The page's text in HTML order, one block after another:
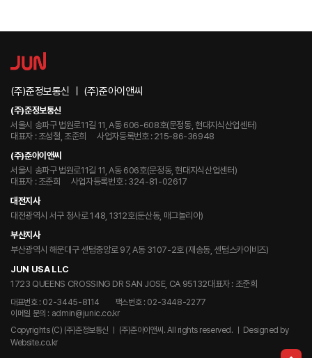
(주)준정보통신 ㅣ (주)준아이앤씨
(주)준정보통신
서울시 송파구 법원로11길 11, A동 606-608호(문정동, 현대지식산업센터)
대표자 : 조성철, 조준희
사업자등록번호 : 215-86-36948
(주)준아이앤씨
서울시 송파구 법원로11길 11, A동 606호(문정동, 현대지식산업센터)
대표자 : 조준희
사업자등록번호 : 324-81-02617
대전지사
대전광역시 서구 청사로 148, 1312호(둔산동, 매그놀리아)
부산지사
부산광역시 해운대구 센텀중앙로 97, A동 3107-2호 (재송동, 센텀스카이비즈)
JUN USA LLC
1723 QUEENS CROSSING DR SAN JOSE, CA 95132대표자 : 조준희
대표번호 : 02-3445-8114
팩스번호 : 02-3448-2277
이메일 문의 : admin@junic.co.kr
Copyrights (C) (주)준정보통신 ㅣ (주)준아이앤씨. All rights reserved.
ㅣ Designed by
Website.co.kr